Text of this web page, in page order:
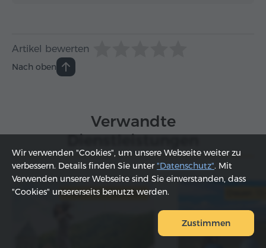
Nach oben
Artikel bewerten
Verwandte
Dienstleistungen
Dauer:9-10 Stunden
Wir verwenden "Cookies", um unsere Webseite weiter zu
verbessern. Details finden Sie unter"Datenschutz". Mit
Verwenden unserer Webseite sind Sie einverstanden, dass
"Cookies" unsererseits benutzt werden.
Zustimmen